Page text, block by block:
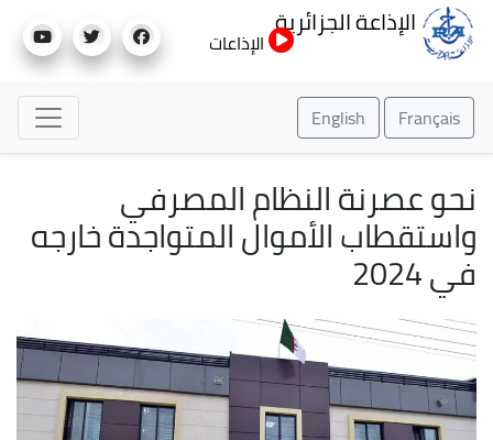
إلى
الإذاعة الجزائرية
الإذاعات
Français
English
نحو عصرنة النظام المصرفي
واستقطاب الأموال المتواجدة خارجه
في 2024